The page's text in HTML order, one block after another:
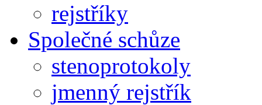
rejstříky
Společné schůze
stenoprotokoly
jmenný rejstřík